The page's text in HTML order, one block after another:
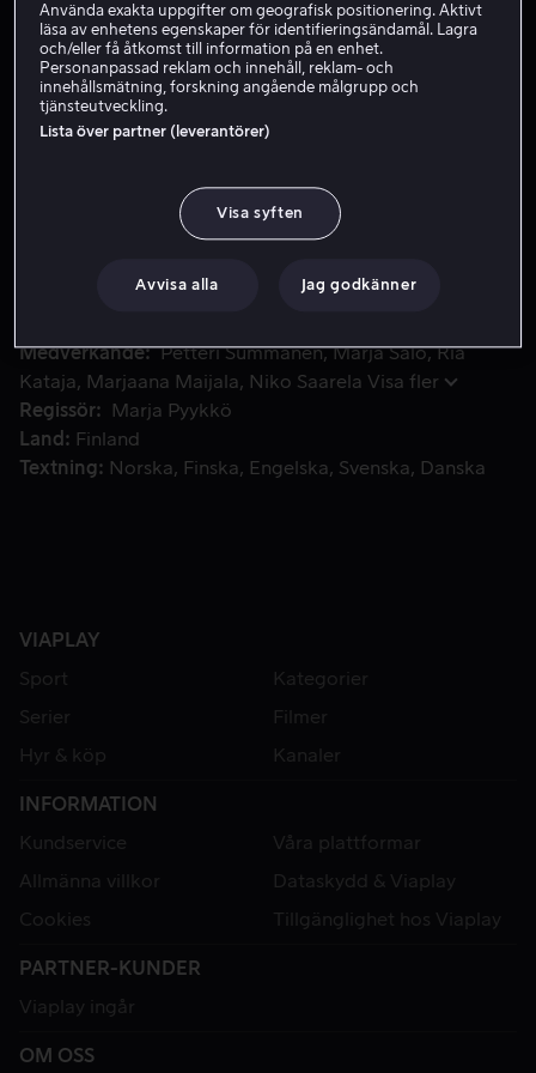
Hyr 59 kr
Köp 99 kr
Se trailer
Antti Pasanen jobbar som journalist, livet rullar på bra
Antti Pasanen jobbar som journalist, livet rullar på bra
allt vänds upp och ner utanför entrén till kvinnokliniken.
Medverkande Petteri Summanen Marja Salo Ria
Kataja
Marjaana Maijala Niko Saarela Visa fler
Regissör
Marja Pyykkö
Land
Finland
Textning
Norska Finska Engelska Svenska Danska
VIAPLAY
Sport
Kategorier
Serier
Filmer
Hyr & köp
Kanaler
INFORMATION
Kundservice
Våra plattformar
Allmänna villkor
Dataskydd & Viaplay
Cookies
Tillgänglighet hos Viaplay
PARTNER-KUNDER
Viaplay ingår
OM OSS
Använda exakta uppgifter om geografisk positionering. Aktivt
läsa av enhetens egenskaper för identifieringsändamål. Lagra
och/eller få åtkomst till information på en enhet.
Personanpassad reklam och innehåll, reklam- och
innehållsmätning, forskning angående målgrupp och
tjänsteutveckling.
Lista över partner (leverantörer)
Visa syften
Avvisa alla Jag godkänner